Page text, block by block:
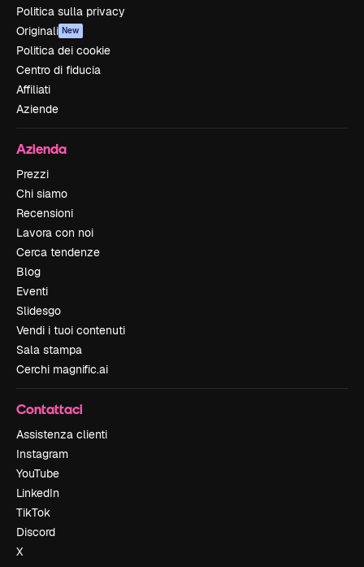
Politica sulla privacy
Originali New
Politica dei cookie
Centro di fiducia
Affiliati
Aziende
Azienda
Prezzi
Chi siamo
Recensioni
Lavora con noi
Cerca tendenze
Blog
Eventi
Slidesgo
Vendi i tuoi contenuti
Sala stampa
Cerchi magnific.ai
Contattaci
Assistenza clienti
Instagram
YouTube
LinkedIn
TikTok
Discord
X